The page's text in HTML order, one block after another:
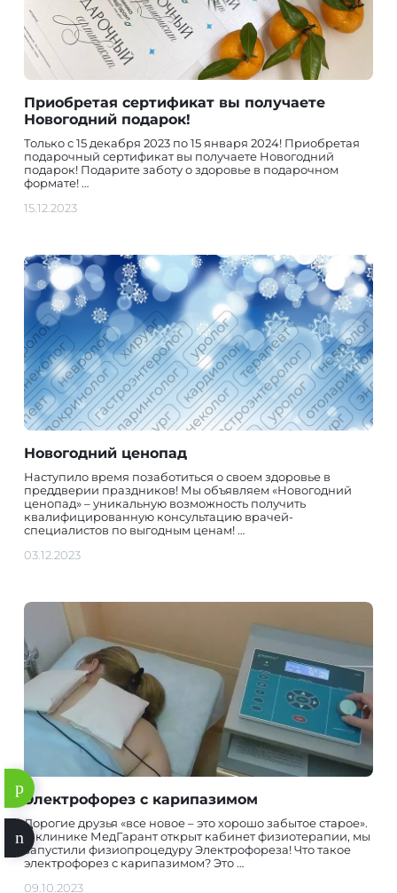
Приобретая сертификат вы получаете
Новогодний подарок!
Только с 15 декабря 2023 по 15 января 2024! Приобретая
подарочный сертификат вы получаете Новогодний
подарок! Подарите заботу о здоровье в подарочном
формате! …
15.12.2023
Новогодний ценопад
Наступило время позаботиться о своем здоровье в
преддверии праздников! Мы объявляем «Новогодний
ценопад» – уникальную возможность получить
квалифицированную консультацию врачей-
специалистов по выгодным ценам! …
03.12.2023
Электрофорез с карипазимом
Дорогие друзья «все новое – это хорошо забытое старое».
В клинике МедГарант открыт кабинет физиотерапии, мы
запустили физиопроцедуру Электрофореза! Что такое
электрофорез с карипазимом? Это …
09.10.2023